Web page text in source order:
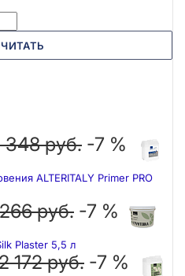
348 руб. -7 %
ALTERITALY Primer PRO
руб. -7 %
Plaster 5,5 л
172 руб. -7 %